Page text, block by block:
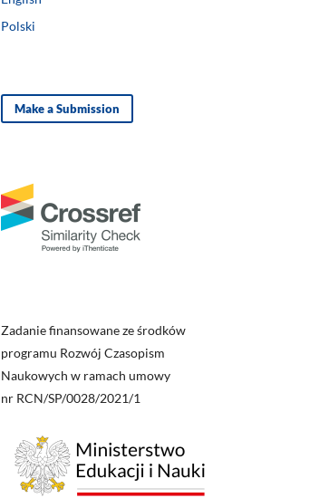
Polski
Make a Submission
Zadanie finansowane ze środków
programu Rozwój Czasopism
Naukowych w ramach umowy
nr RCN/SP/0028/2021/1